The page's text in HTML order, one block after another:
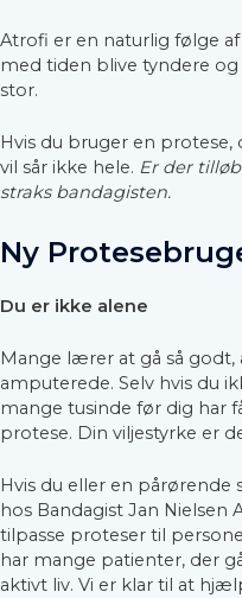
Atrofi er en naturlig følge
med tiden blive tyndere
stor.
Hvis du bruger en
vil sår ikke hele. Er der
straks bandagisten.
Ny
Du er ikke alene
Mange lærer at gå så godt,
amputerede. Selv hvis du
mange tusinde før dig har
protese. Din viljestyrke er
Hvis du eller en pårørende
hos Bandagist Jan Nielsen
tilpasse proteser til
har mange patienter, der
aktivt liv. Vi er klar til at